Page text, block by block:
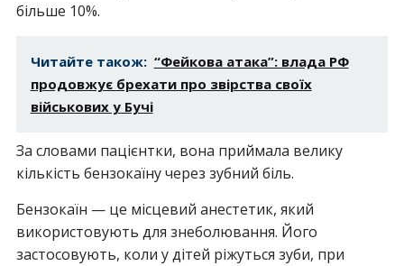
більше 10%.
Читайте також: “Фейкова атака”: влада РФ
продовжує брехати про звірства своїх
військових у Бучі
За словами пацієнтки, вона приймала велику
кількість бензокаїну через зубний біль.
Бензокаїн — це місцевий анестетик, який
використовують для знеболювання. Його
застосовують, коли у дітей ріжуться зуби, при